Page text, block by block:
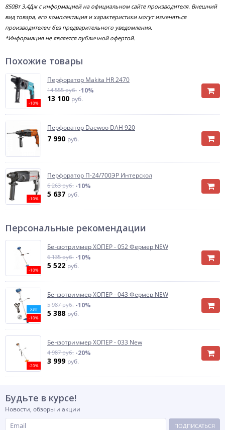
850Вт 3.4Дж с информацией на официальном сайте производителя. Внешний
вид товара, его комплектация и характеристики могут изменяться
производителем без предварительного уведомления.
*Информация не является публичной офертой.
Похожие товары
-10%
Перфоратор Makita HR 2470
14 555 руб. -10%
13 100 руб.
Перфоратор Daewoo DAH 920
7 990 руб.
-10%
Перфоратор П-24/700ЭР Интерскол
6 263 руб. -10%
5 637 руб.
Персональные рекомендации
-10%
Бензотриммер ХОПЕР - 052 Фермер NEW
6 135 руб. -10%
5 522 руб.
ХИТ
-10%
Бензотриммер ХОПЕР - 043 Фермер NEW
5 987 руб. -10%
5 388 руб.
-20%
Бензотриммер ХОПЕР - 033 New
4 987 руб. -20%
3 999 руб.
Будьте в курсе!
Новости, обзоры и акции
ПОДПИСАТЬСЯ